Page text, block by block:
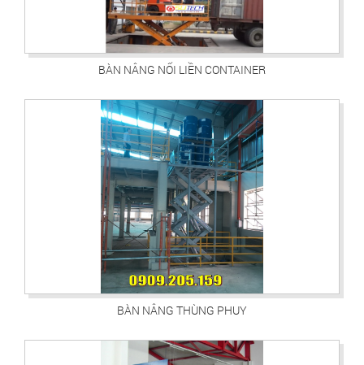
BÀN NÂNG NỐI LIỀN CONTAINER
BÀN NÂNG THÙNG PHUY